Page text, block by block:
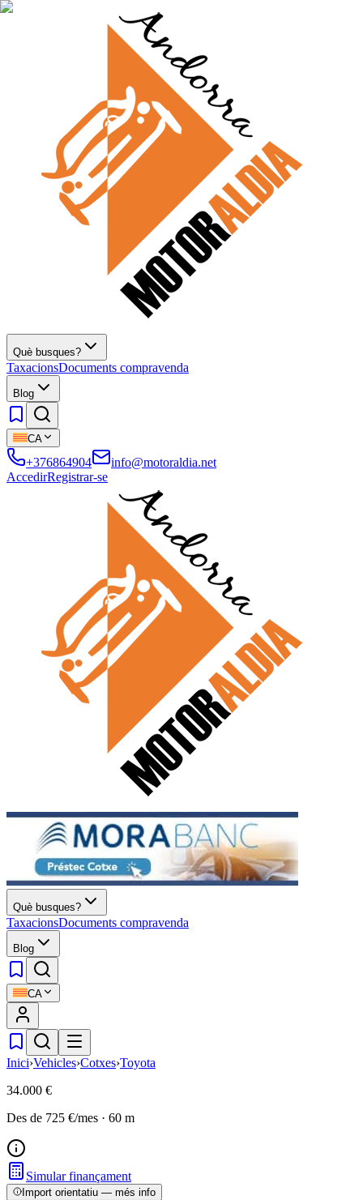
Què busques?
TaxacionsDocuments compravenda
Blog
CA
+376864904
info@motoraldia.net
AccedirRegistrar-se
Què busques?
TaxacionsDocuments compravenda
Blog
CA
Inici›Vehicles›Cotxes›Toyota
34.000 €
Des de 725 €/mes · 60 m
Simular finançament
Import orientatiu — més info